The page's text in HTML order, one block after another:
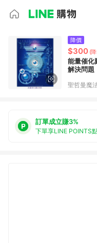
降價
$300 (
能量催化
解決問題
聖哲曼魔
訂單成立賺3%
下單享LINE POINTS